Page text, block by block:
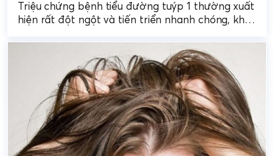
Triệu chứng bệnh tiểu đường tuýp 1 thường xuất
hiện rất đột ngột và tiến triển nhanh chóng, khác